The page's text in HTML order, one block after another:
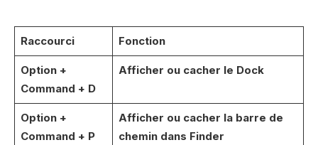
Raccourci Fonction
Option +
Command + D
Afficher ou cacher le Dock
Option +
Command + P
Afficher ou cacher la barre de
chemin dans Finder